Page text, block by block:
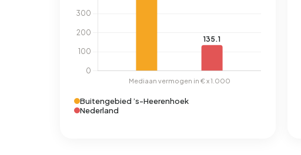
Buitengebied ’s-Heerenhoek
Nederland